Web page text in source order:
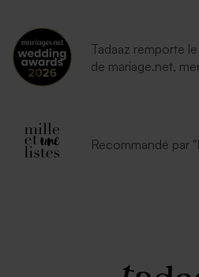
Tadaaz remporte
de mariage.net,
Recommandé par